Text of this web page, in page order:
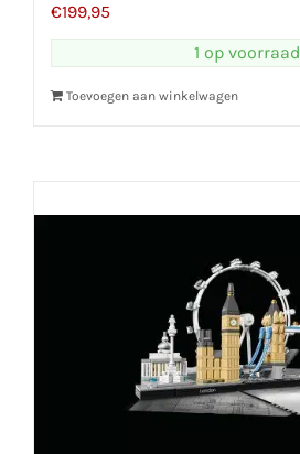
€199,95
1 op voorraad
Toevoegen aan winkelwagen